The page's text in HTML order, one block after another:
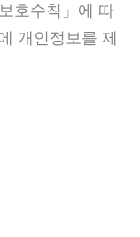
호수칙」에 따
개인정보를 제